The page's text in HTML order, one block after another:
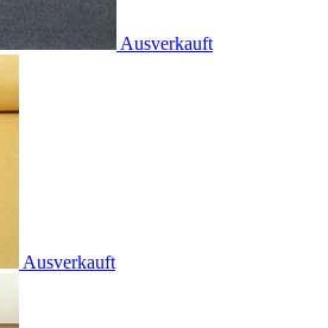
Ausverkauft
Ausverkauft